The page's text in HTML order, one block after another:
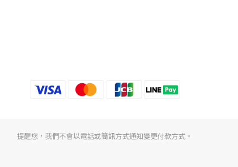
提醒您，我們不會以電話或簡訊方式通知變更付款方式。